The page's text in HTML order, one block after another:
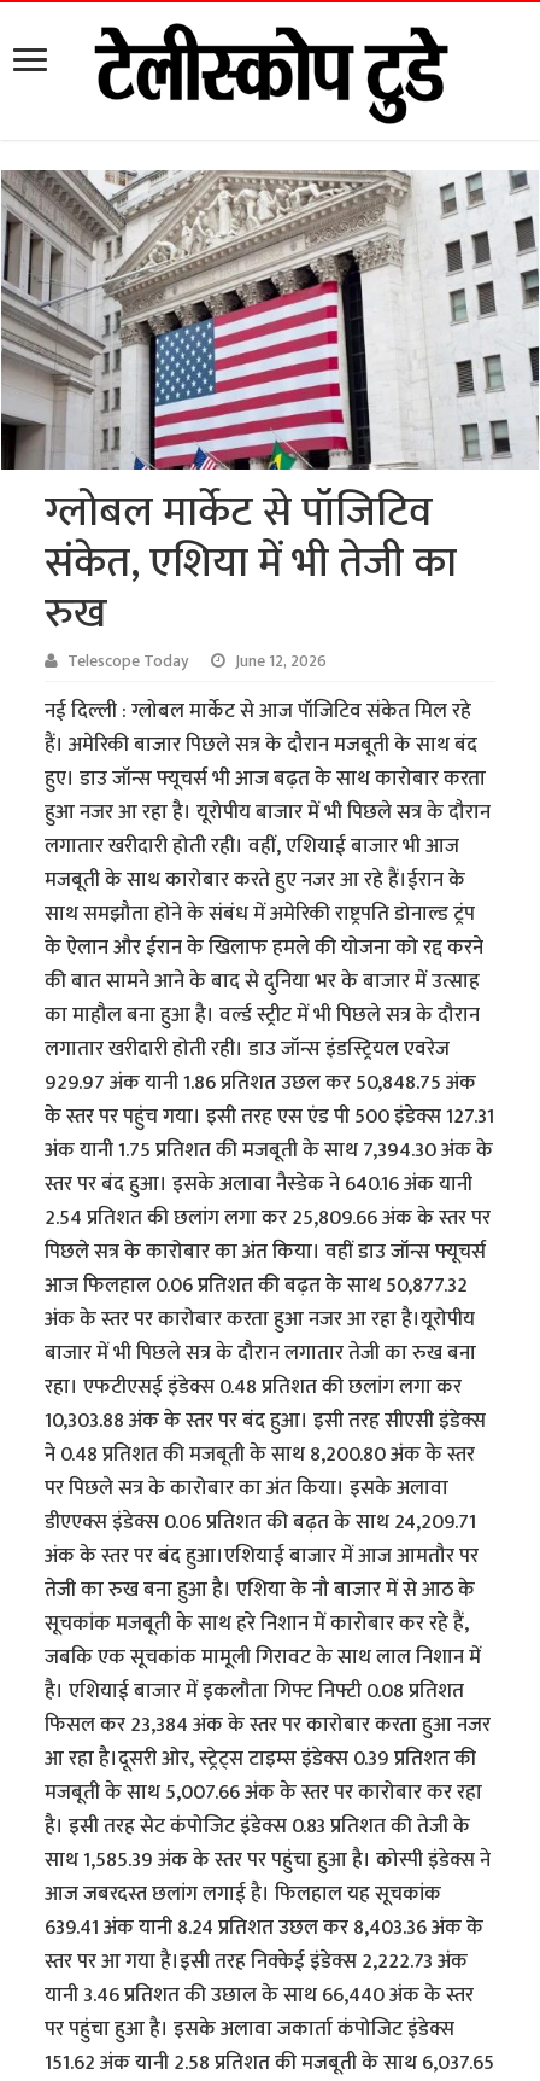
ग्लोबल मार्केट से पॉजिटिव
संकेत, एशिया में भी तेजी का
रुख
Telescope Today June 12, 2026
नई दिल्ली : ग्लोबल मार्केट से आज पॉजिटिव संकेत मिल रहे
हैं। अमेरिकी बाजार पिछले सत्र के दौरान मजबूती के साथ बंद
हुए। डाउ जॉन्स फ्यूचर्स भी आज बढ़त के साथ कारोबार करता
हुआ नजर आ रहा है। यूरोपीय बाजार में भी पिछले सत्र के दौरान
लगातार खरीदारी होती रही। वहीं, एशियाई बाजार भी आज
मजबूती के साथ कारोबार करते हुए नजर आ रहे हैं।ईरान के
साथ समझौता होने के संबंध में अमेरिकी राष्ट्रपति डोनाल्ड ट्रंप
के ऐलान और ईरान के खिलाफ हमले की योजना को रद्द करने
की बात सामने आने के बाद से दुनिया भर के बाजार में उत्साह
का माहौल बना हुआ है। वर्ल्ड स्ट्रीट में भी पिछले सत्र के दौरान
लगातार खरीदारी होती रही। डाउ जॉन्स इंडस्ट्रियल एवरेज
929.97 अंक यानी 1.86 प्रतिशत उछल कर 50,848.75 अंक
के स्तर पर पहुंच गया। इसी तरह एस एंड पी 500 इंडेक्स 127.31
अंक यानी 1.75 प्रतिशत की मजबूती के साथ 7,394.30 अंक के
स्तर पर बंद हुआ। इसके अलावा नैस्डेक ने 640.16 अंक यानी
2.54 प्रतिशत की छलांग लगा कर 25,809.66 अंक के स्तर पर
पिछले सत्र के कारोबार का अंत किया। वहीं डाउ जॉन्स फ्यूचर्स
आज फिलहाल 0.06 प्रतिशत की बढ़त के साथ 50,877.32
अंक के स्तर पर कारोबार करता हुआ नजर आ रहा है।यूरोपीय
बाजार में भी पिछले सत्र के दौरान लगातार तेजी का रुख बना
रहा। एफटीएसई इंडेक्स 0.48 प्रतिशत की छलांग लगा कर
10,303.88 अंक के स्तर पर बंद हुआ। इसी तरह सीएसी इंडेक्स
ने 0.48 प्रतिशत की मजबूती के साथ 8,200.80 अंक के स्तर
पर पिछले सत्र के कारोबार का अंत किया। इसके अलावा
डीएएक्स इंडेक्स 0.06 प्रतिशत की बढ़त के साथ 24,209.71
अंक के स्तर पर बंद हुआ।एशियाई बाजार में आज आमतौर पर
तेजी का रुख बना हुआ है। एशिया के नौ बाजार में से आठ के
सूचकांक मजबूती के साथ हरे निशान में कारोबार कर रहे हैं,
जबकि एक सूचकांक मामूली गिरावट के साथ लाल निशान में
है। एशियाई बाजार में इकलौता गिफ्ट निफ्टी 0.08 प्रतिशत
फिसल कर 23,384 अंक के स्तर पर कारोबार करता हुआ नजर
आ रहा है।दूसरी ओर, स्ट्रेट्स टाइम्स इंडेक्स 0.39 प्रतिशत की
मजबूती के साथ 5,007.66 अंक के स्तर पर कारोबार कर रहा
है। इसी तरह सेट कंपोजिट इंडेक्स 0.83 प्रतिशत की तेजी के
साथ 1,585.39 अंक के स्तर पर पहुंचा हुआ है। कोस्पी इंडेक्स ने
आज जबरदस्त छलांग लगाई है। फिलहाल यह सूचकांक
639.41 अंक यानी 8.24 प्रतिशत उछल कर 8,403.36 अंक के
स्तर पर आ गया है।इसी तरह निक्केई इंडेक्स 2,222.73 अंक
यानी 3.46 प्रतिशत की उछाल के साथ 66,440 अंक के स्तर
पर पहुंचा हुआ है। इसके अलावा जकार्ता कंपोजिट इंडेक्स
151.62 अंक यानी 2.58 प्रतिशत की मजबूती के साथ 6,037.65